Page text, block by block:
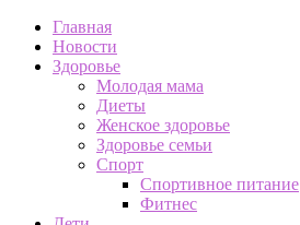
Главная
Новости
Здоровье
Молодая мама
Диеты
Женское здоровье
Здоровье семьи
Спорт
Спортивное питание
Фитнес